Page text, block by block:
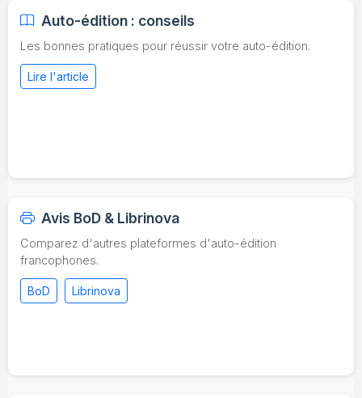
Auto-édition : conseils
Les bonnes pratiques pour réussir votre auto-édition.
Lire l'article
Avis BoD & Librinova
Comparez d'autres plateformes d'auto-édition
francophones.
BoD Librinova